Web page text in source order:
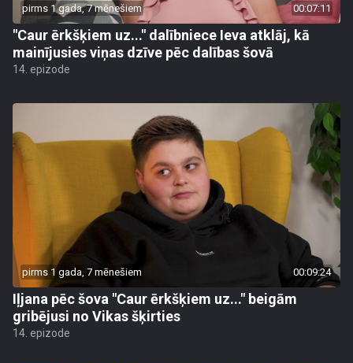
pirms 1 gada, 7 mēnešiem 00:07:11
"Caur ērkšķiem uz..." dalībniece Ieva atklāj, kā
mainījusies viņas dzīve pēc dalības šovā
14. epizode
pirms 1 gada, 7 mēnešiem 00:09:24
Iļjana pēc šova "Caur ērkšķiem uz..." beigām
gribējusi no Vikas šķirties
14. epizode